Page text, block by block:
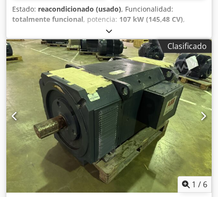
Estado: reacondicionado (usado), Funcionalidad:
totalmente funcional, potencia: 107 kW (145,48 CV),
velocidad de rotación (mín.):1.578 rpm
entrada:520 V, corriente de entrada:224 A, tipo de
corriente de entrada:CC, tipo de protección (código IP):
IP23
, Motor de corriente continua ABB Tipo: DMG200S
Construcción: IM1001-B3 Norma: IEC 34-1 Tensión de
entrada: 520 V Corriente de entrada: 224 A Tensión de
excitación (Ufield): 220 V Corriente de excitación (Ifield): 8,8
A Djdpfexhdauex Aipowa Potencia nominal (Pn): 107 kW
Velocidad: 1578 rpm
Clasificado
1 / 6